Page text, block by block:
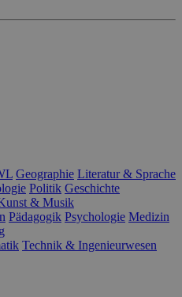
Geographie Literatur & Sprache
Politik Geschichte
& Musik
Pädagogik Psychologie Medizin
Technik & Ingenieurwesen